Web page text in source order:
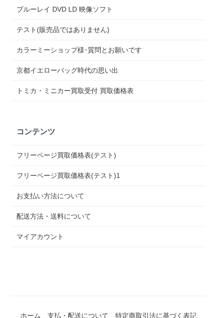
ブルーレイ DVD LD 映像ソフト
テスト(販売品ではありません)
カラーミーショップ様･質問とお願いです
京都イエローバッグ時代の思い出
トミカ・ミニカー買取受付 買取価格表
コンテンツ
フリーページ買取価格表(テスト)
フリーページ買取価格表(テスト)1
お支払い方法について
配送方法・送料について
マイアカウント
ホーム 支払・配送について 特定商取引法に基づく表記